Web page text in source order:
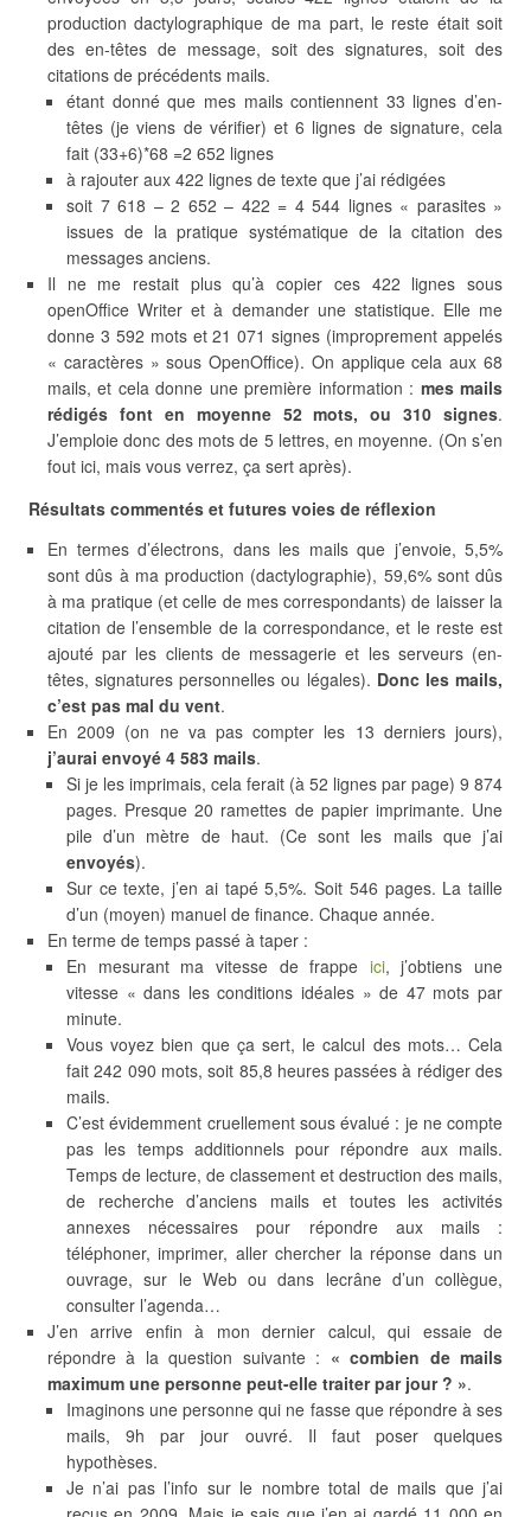
production dactylographique de ma part, le reste était soit
des en-têtes de message, soit des signatures, soit des
citations de précédents mails.
étant donné que mes mails contiennent 33 lignes d’en-
têtes (je viens de vérifier) et 6 lignes de signature, cela
fait (33+6)*68 =2 652 lignes
à rajouter aux 422 lignes de texte que j’ai rédigées
soit 7 618 – 2 652 – 422 = 4 544 lignes « parasites »
issues de la pratique systématique de la citation des
messages anciens.
Il ne me restait plus qu’à copier ces 422 lignes sous
openOffice Writer et à demander une statistique. Elle me
donne 3 592 mots et 21 071 signes (improprement appelés
« caractères » sous OpenOffice). On applique cela aux 68
mails, et cela donne une première information : mes mails
rédigés font en moyenne 52 mots, ou 310 signes.
J’emploie donc des mots de 5 lettres, en moyenne. (On s’en
fout ici, mais vous verrez, ça sert après).
Résultats commentés et futures voies de réflexion
En termes d’électrons, dans les mails que j’envoie, 5,5%
sont dûs à ma production (dactylographie), 59,6% sont dûs
à ma pratique (et celle de mes correspondants) de laisser la
citation de l’ensemble de la correspondance, et le reste est
ajouté par les clients de messagerie et les serveurs (en-
têtes, signatures personnelles ou légales). Donc les mails,
c’est pas mal du vent.
En 2009 (on ne va pas compter les 13 derniers jours),
j’aurai envoyé 4 583 mails.
Si je les imprimais, cela ferait (à 52 lignes par page) 9 874
pages. Presque 20 ramettes de papier imprimante. Une
pile d’un mètre de haut. (Ce sont les mails que j’ai
envoyés).
Sur ce texte, j’en ai tapé 5,5%. Soit 546 pages. La taille
d’un (moyen) manuel de finance. Chaque année.
En terme de temps passé à taper :
En mesurant ma vitesse de frappe ici, j’obtiens une
vitesse « dans les conditions idéales » de 47 mots par
minute.
Vous voyez bien que ça sert, le calcul des mots… Cela
fait 242 090 mots, soit 85,8 heures passées à rédiger des
mails.
C’est évidemment cruellement sous évalué : je ne compte
pas les temps additionnels pour répondre aux mails.
Temps de lecture, de classement et destruction des mails,
de recherche d’anciens mails et toutes les activités
annexes nécessaires pour répondre aux mails :
téléphoner, imprimer, aller chercher la réponse dans un
ouvrage, sur le Web ou dans lecrâne d’un collègue,
consulter l’agenda…
J’en arrive enfin à mon dernier calcul, qui essaie de
répondre à la question suivante : « combien de mails
maximum une personne peut-elle traiter par jour ? ».
Imaginons une personne qui ne fasse que répondre à ses
mails, 9h par jour ouvré. Il faut poser quelques
hypothèses.
Je n’ai pas l’info sur le nombre total de mails que j’ai